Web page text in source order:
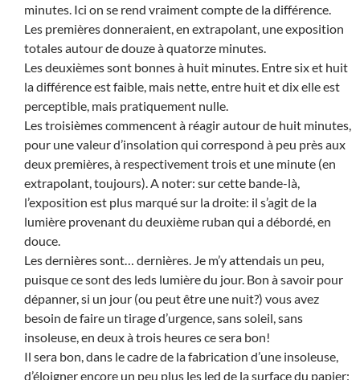
minutes. Ici on se rend vraiment compte de la différence.
Les premières donneraient, en extrapolant, une exposition
totales autour de douze à quatorze minutes.
Les deuxièmes sont bonnes à huit minutes. Entre six et huit
la différence est faible, mais nette, entre huit et dix elle est
perceptible, mais pratiquement nulle.
Les troisièmes commencent à réagir autour de huit minutes,
pour une valeur d’insolation qui correspond à peu près aux
deux premières, à respectivement trois et une minute (en
extrapolant, toujours). A noter: sur cette bande-là,
l’exposition est plus marqué sur la droite: il s’agit de la
lumière provenant du deuxième ruban qui a débordé, en
douce.
Les dernières sont… dernières. Je m’y attendais un peu,
puisque ce sont des leds lumière du jour. Bon à savoir pour
dépanner, si un jour (ou peut être une nuit?) vous avez
besoin de faire un tirage d’urgence, sans soleil, sans
insoleuse, en deux à trois heures ce sera bon!
Il sera bon, dans le cadre de la fabrication d’une insoleuse,
d’éloigner encore un peu plus les led de la surface du papier: